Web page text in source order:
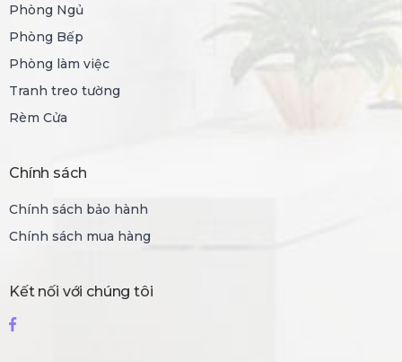
Phòng Ngủ
Phòng Bếp
Phòng làm việc
Tranh treo tường
Rèm Cửa
Chính sách
Chính sách bảo hành
Chính sách mua hàng
Kết nối với chúng tôi